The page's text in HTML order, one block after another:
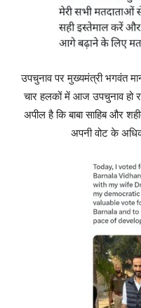
उपचुनाव पर मुख्यमंत्री भगवंत
चार हलकों में आज उपचुनाव हो
अपील है कि बाबा साहिब और
अपनी वोट के